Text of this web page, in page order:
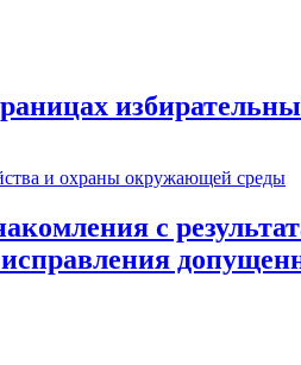
и охраны окружающей среды
с